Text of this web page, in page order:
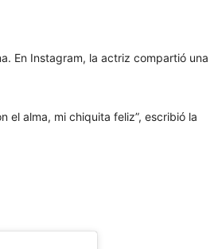
En Instagram, la actriz compartió una
el alma, mi chiquita feliz”, escribió la